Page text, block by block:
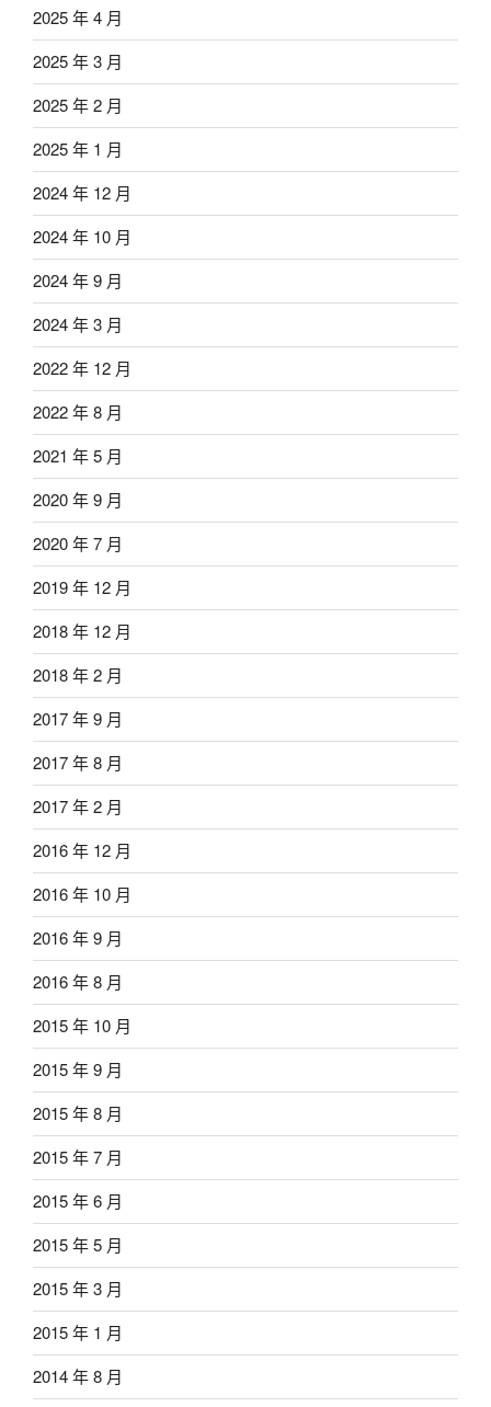
2025 年 4 月
2025 年 3 月
2025 年 2 月
2025 年 1 月
2024 年 12 月
2024 年 10 月
2024 年 9 月
2024 年 3 月
2022 年 12 月
2022 年 8 月
2021 年 5 月
2020 年 9 月
2020 年 7 月
2019 年 12 月
2018 年 12 月
2018 年 2 月
2017 年 9 月
2017 年 8 月
2017 年 2 月
2016 年 12 月
2016 年 10 月
2016 年 9 月
2016 年 8 月
2015 年 10 月
2015 年 9 月
2015 年 8 月
2015 年 7 月
2015 年 6 月
2015 年 5 月
2015 年 3 月
2015 年 1 月
2014 年 8 月